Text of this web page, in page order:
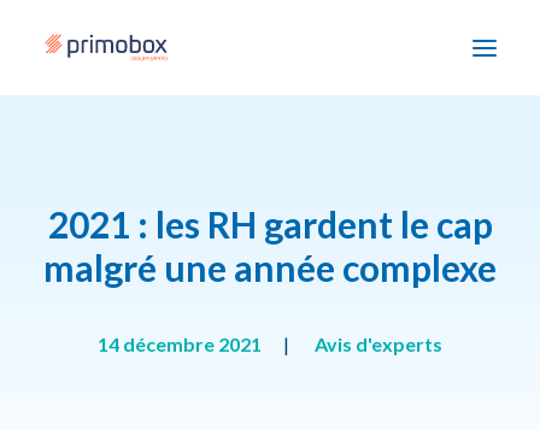
Enjeux
Accompagnement
Devenir partenaire
2021 : les RH gardent le cap
malgré une année complexe
14 décembre 2021 | Avis d'experts